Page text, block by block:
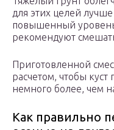
для этих целей
повышенный
рекомендуют
Приготовленной
расчетом, чтобы
немного более, чем
Как правильно